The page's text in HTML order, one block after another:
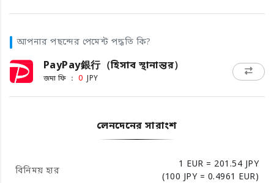
আপনার পছন্দের পেমেন্ট পদ্ধতি কি?
PayPay銀行（হিসাব স্থানান্তর）
জমা ফি ： 0 JPY
লেনদেনের সারাংশ
বিনিময় হার
1 EUR = 201.54 JPY
(100 JPY = 0.4961 EUR)